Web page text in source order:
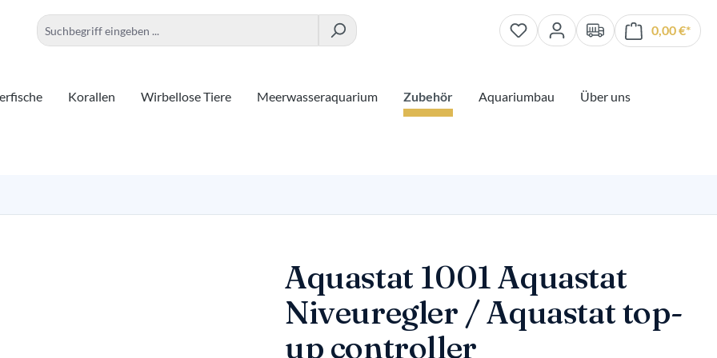
0,00 €*
Korallen Wirbellose Tiere Meerwasseraquarium Zubehör Aquariumbau
Über uns
Aquastat 1001 Aquastat
Niveuregler / Aquastat top-
up controller